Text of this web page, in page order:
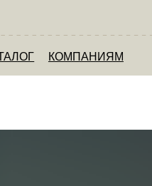
КОМПАНИЯМ